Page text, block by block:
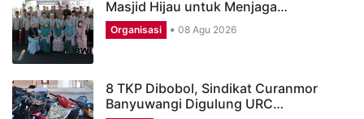
Masjid Hijau untuk Menjaga…
Organisasi 08 Agu 2026
8 TKP Dibobol, Sindikat Curanmor
Banyuwangi Digulung URC…